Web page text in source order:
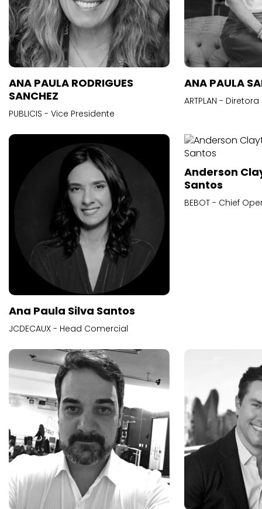
ANA PAULA RODRIGUES
SANCHEZ
PUBLICIS - Vice Presidente
ANA PAULA
ARTPLAN -
Ana Paula Silva Santos
JCDECAUX - Head Comercial
Anderson
Santos
BEBOT - Chief